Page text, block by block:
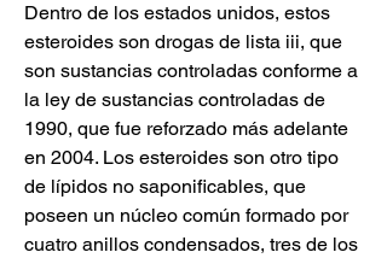
Dentro de los estados unidos, estos
esteroides son drogas de lista iii, que
son sustancias controladas conforme a
la ley de sustancias controladas de
1990, que fue reforzado más adelante
en 2004. Los esteroides son otro tipo
de lípidos no saponificables, que
poseen un núcleo común formado por
cuatro anillos condensados, tres de los